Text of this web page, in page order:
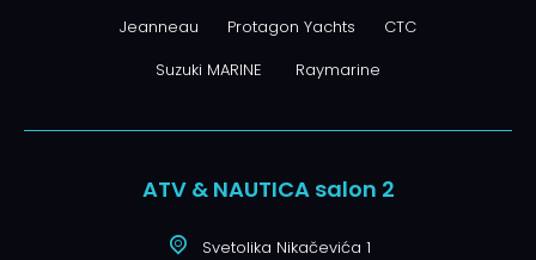
Jeanneau Protagon Yachts
CTC
Suzuki MARINE Raymarine
ATV & NAUTICA salon 2
Svetolika Nikačevića 1